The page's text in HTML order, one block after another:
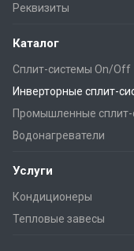
Реквизиты
Каталог
Сплит-системы On/Off
Инверторные сплит-
Промышленные сплит-
Водонагреватели
Услуги
Кондиционеры
Тепловые завесы